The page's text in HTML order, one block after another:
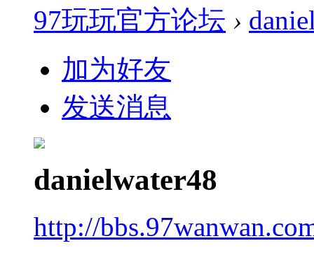
97玩玩官方论坛 ›
加为好友
发送消息
danielwater48
http://